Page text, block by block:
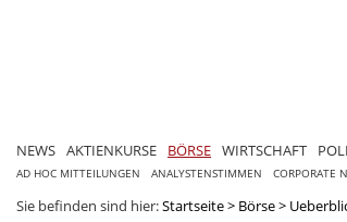
NEWS AKTIENKURSE BÖRSE WIRTSCHAFT
AD HOC MITTEILUNGEN ANALYSTENSTIMMEN CORPORATE
Sie befinden sind hier:Startseite> Börse>